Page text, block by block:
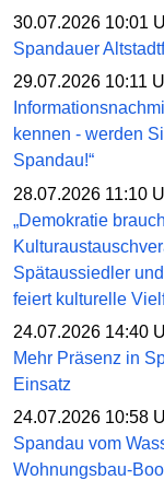
30.07.2026 10:01
Spandauer
29.07.2026 10:11
kennen - werden
Spandau!“
28.07.2026 11:10
„Demokratie
Spätaussiedler
feiert kulturelle
24.07.2026 14:40
Mehr Präsenz in
Einsatz
24.07.2026 10:58
Spandau vom
Wohnungsbau-